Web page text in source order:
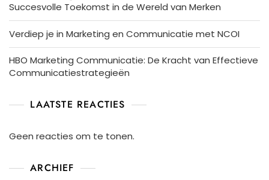
Succesvolle Toekomst in de Wereld van Merken
Verdiep je in Marketing en Communicatie met NCOI
HBO Marketing Communicatie: De Kracht van Effectieve
Communicatiestrategieën
LAATSTE REACTIES
Geen reacties om te tonen.
ARCHIEF